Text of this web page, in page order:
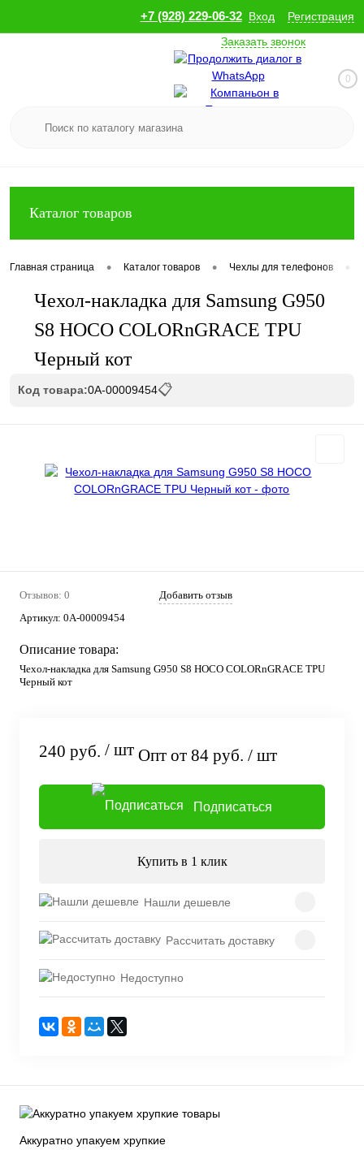
+7 (928) 229-06-32 Вход
Регистрация
Заказать звонок
0
Каталог товаров
Главная страница • Каталог товаров • Чехлы для телефонов •
Чехол-накладка для Samsung G950
S8 HOCO COLORnGRACE TPU
Черный кот
Код товара:0А-00009454📋
Отзывов: 0
Добавить отзыв
Артикул: 0А-00009454
Описание товара:
Чехол-накладка для Samsung G950 S8 HOCO COLORnGRACE TPU
Черный кот
240 руб. / шт Опт от 84 руб. / шт
Подписаться
Купить в 1 клик
Нашли дешевле
Рассчитать доставку
Недоступно
Аккуратно упакуем хрупкие